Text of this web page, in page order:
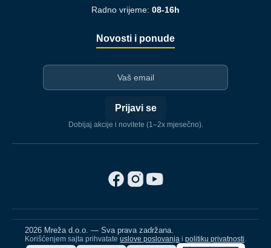
Radno vrijeme: 08-16h
Novosti i ponude
Prijavi se
Dobijaj akcije i novitete (1–2x mjesečno).
2026 Mreža d.o.o. — Sva prava zadržana.
Korišćenjem sajta prihvatate uslove poslovanja i politiku privatnosti.